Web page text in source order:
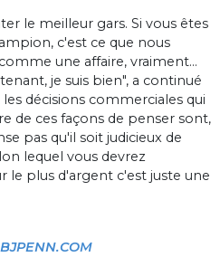
le meilleur gars. Si vous êtes
c'est ce que nous
une affaire, vraiment…
je suis bien", a continué
décisions commerciales qui
de ces façons de penser sont,
pas qu'il soit judicieux de
lequel vous devrez
le plus d'argent c'est juste une